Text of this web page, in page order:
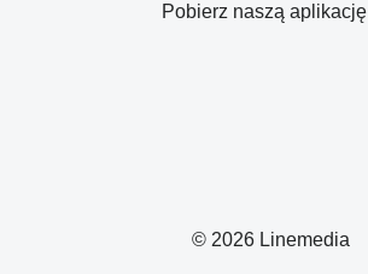
© 2026 Linemedia
Pobierz naszą aplikację